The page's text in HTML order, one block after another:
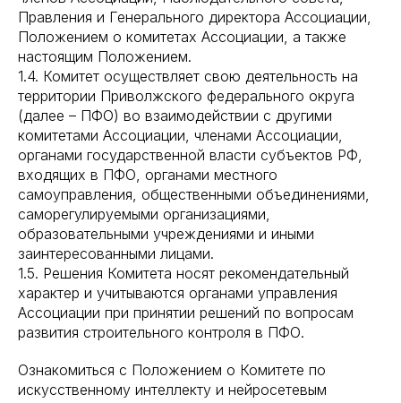
Правления и Генерального директора Ассоциации,
Положением о комитетах Ассоциации, а также
настоящим Положением.
1.4. Комитет осуществляет свою деятельность на
территории Приволжского федерального округа
(далее – ПФО) во взаимодействии с другими
комитетами Ассоциации, членами Ассоциации,
органами государственной власти субъектов РФ,
входящих в ПФО, органами местного
самоуправления, общественными объединениями,
саморегулируемыми организациями,
образовательными учреждениями и иными
заинтересованными лицами.
1.5. Решения Комитета носят рекомендательный
характер и учитываются органами управления
Ассоциации при принятии решений по вопросам
развития строительного контроля в ПФО.
Ознакомиться с Положением о Комитете по
искусственному интеллекту и нейросетевым